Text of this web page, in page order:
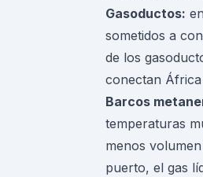
Gasoductos:
sometidos a
de los
conectan
Barcos
temperaturas
menos
puerto, el gas